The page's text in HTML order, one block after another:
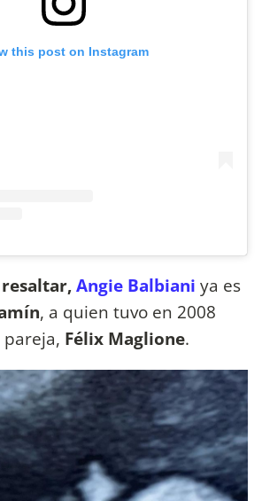
this post on Instagram
Angie Balbiani ya es
, a quien tuvo en 2008
Félix Maglione.